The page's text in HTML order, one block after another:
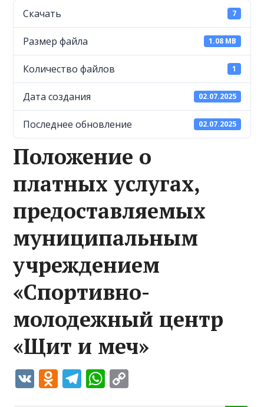
Скачать 7
Размер файла 1.08 MB
Количество файлов 1
Дата создания 02.07.2025
Последнее обновление 02.07.2025
Положение о
платных услугах,
предоставляемых
муниципальным
учреждением
«Спортивно-
молодежный центр
«Щит и меч»
V O T W